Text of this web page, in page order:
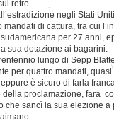
retro.
negli Stati
di cattura, tra cui
per 27 anni,
sua dotazione ai bagarini.
lungo di Sepp
per quattro mandati, quasi
è sicuro di farla
della proclamazione, farà
che sancì la sua elezione